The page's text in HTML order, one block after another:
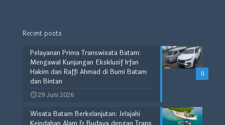
Recent posts
0
Pelayanan Prima Transwisata Batam:
Mengawal Kunjungan Eksklusif Irfan
Hakim dan Raffi Ahmad di Bumi Batam
dan Bintan
29 Juni 2026
Wisata Batam Berkelanjutan: Jelajahi